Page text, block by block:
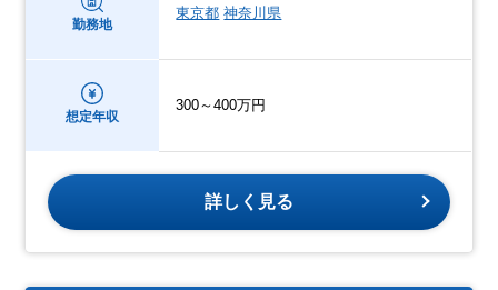
勤務地
東京都 神奈川県
想定年収
300～400万円
詳しく見る